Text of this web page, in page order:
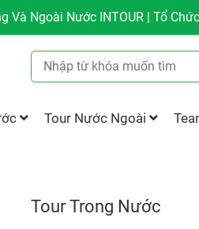
Và Ngoài Nước INTOUR | Tổ
Tour Nước Ngoài
Tour Trong Nước